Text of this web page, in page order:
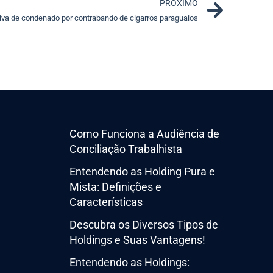
PRÓXIMO
de condenado por contrabando de cigarros paraguaios
Como Funciona a Audiência de
Conciliação Trabalhista
Entendendo as Holding Pura e
Mista: Definições e
Características
Descubra os Diversos Tipos de
Holdings e Suas Vantagens!
Entendendo as Holdings: